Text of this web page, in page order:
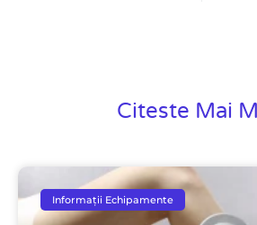
Citeste Mai
Informații Echipamente